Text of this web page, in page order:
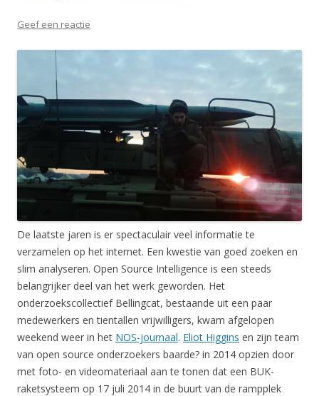
Geef een reactie
De laatste jaren is er spectaculair veel informatie te
verzamelen op het internet. Een kwestie van goed zoeken en
slim analyseren. Open Source Intelligence is een steeds
belangrijker deel van het werk geworden. Het
onderzoekscollectief Bellingcat, bestaande uit een paar
medewerkers en tientallen vrijwilligers, kwam afgelopen
weekend weer in het NOS-journaal. Eliot Higgins en zijn team
van open source onderzoekers baarde? in 2014 opzien door
met foto- en videomateriaal aan te tonen dat een BUK-
raketsysteem op 17 juli 2014 in de buurt van de rampplek